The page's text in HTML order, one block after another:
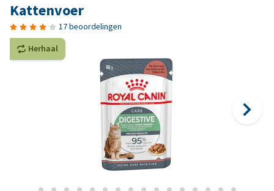
Kattenvoer
17 beoordelingen
Herhaal